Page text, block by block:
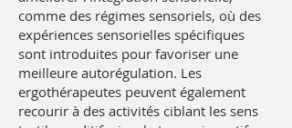
comme des régimes sensoriels, où des
expériences sensorielles spécifiques
sont introduites pour favoriser une
meilleure autorégulation. Les
ergothérapeutes peuvent également
recourir à des activités ciblant les sens